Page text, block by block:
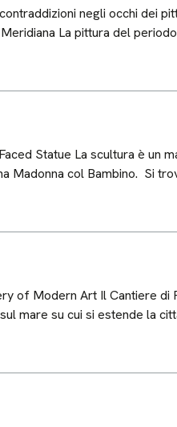
negli occhi dei
La pittura del
Statue La scultura è un
Madonna col Bambino. Si
of Modern Art Il Cantiere di
mare su cui si estende la